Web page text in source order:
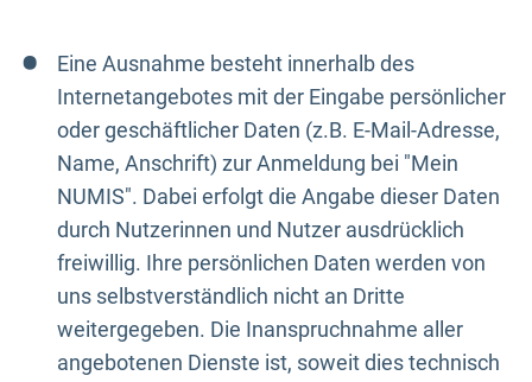
Eine Ausnahme besteht innerhalb des
Internetangebotes mit der Eingabe persönlicher
oder geschäftlicher Daten (z.B. E-Mail-Adresse,
Name, Anschrift) zur Anmeldung bei "Mein
NUMIS". Dabei erfolgt die Angabe dieser Daten
durch Nutzerinnen und Nutzer ausdrücklich
freiwillig. Ihre persönlichen Daten werden von
uns selbstverständlich nicht an Dritte
weitergegeben. Die Inanspruchnahme aller
angebotenen Dienste ist, soweit dies technisch